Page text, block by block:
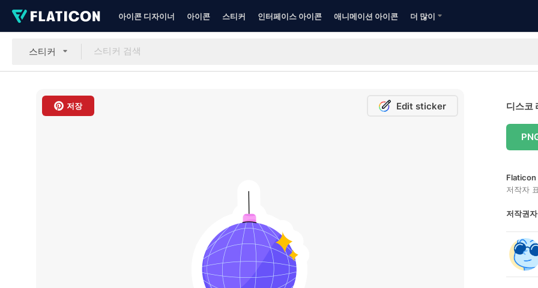
아이콘 디자이너 아이콘 스티커 인터페이스 아이콘 애니메이션 아이콘 더 많이
스티커
저장 Edit sticker 디스코
Flaticon
저작자
저작권